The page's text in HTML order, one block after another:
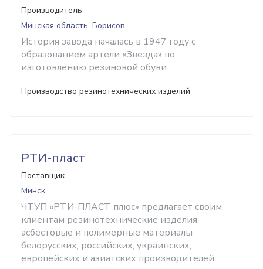
Производитель
Минская область, Борисов
История завода началась в 1947 году с
образованием артели «Звезда» по
изготовлению резиновой обуви.
Производство резинотехнических изделий
РТИ-пласт
Поставщик
Минск
ЧТУП «РТИ-ПЛАСТ плюс» предлагает своим
клиентам резинотехнические изделия,
асбестовые и полимерные материалы
белорусских, российских, украинских,
европейских и азиатских производителей.